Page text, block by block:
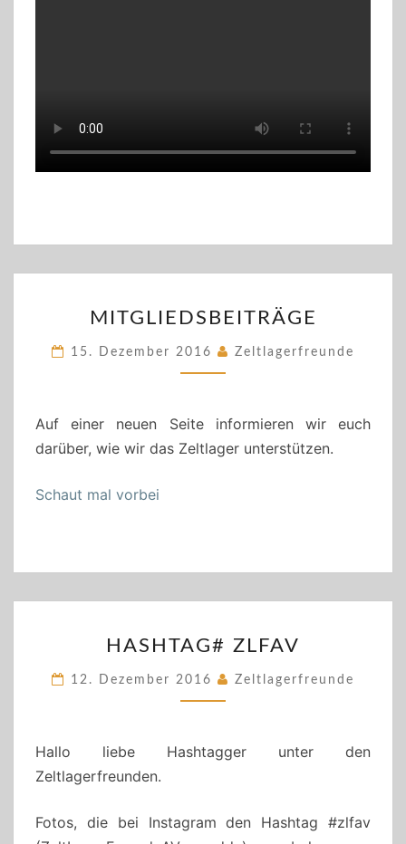
MITGLIEDSBEITRÄGE
15. Dezember 2016 Zeltlagerfreunde
Auf einer neuen Seite informieren wir euch
darüber, wie wir das Zeltlager unterstützen.
Schaut mal vorbei
ZLFAV
HASHTAG# ZLFAV
12. Dezember 2016 Zeltlagerfreunde
Hallo liebe Hashtagger unter den
Zeltlagerfreunden.
Fotos, die bei Instagram den Hashtag #zlfav